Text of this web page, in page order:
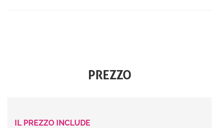
PREZZO
IL PREZZO INCLUDE